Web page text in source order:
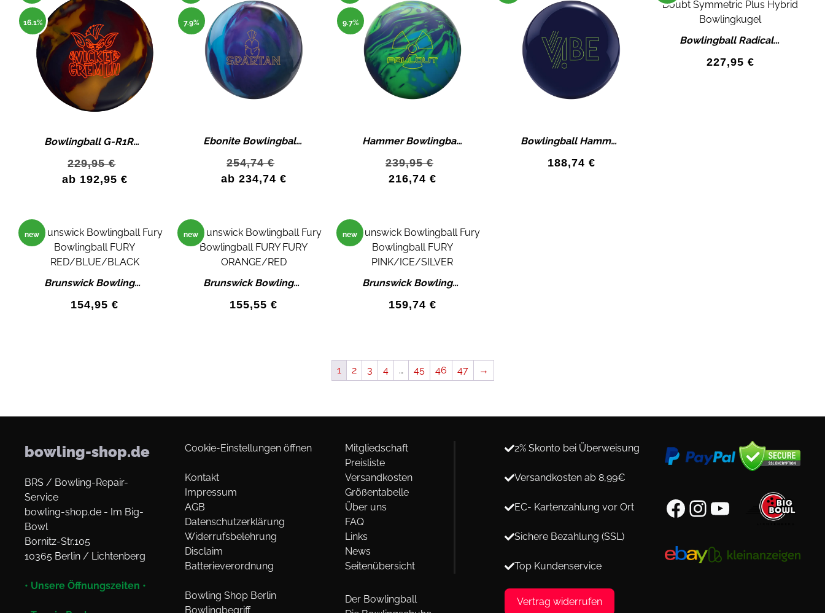
16.1%
Bowlingball G-R1Roto Grip Wicked Gremlin Bowlingkugel Rondure MaxD Core
229,95€
ab 192,95 €
7.9%
Ebonite Bowlingball SPARTAN PEARL Iron Fist V2 HK22C² Pearl Bowlingkugel
254,74€
ab 234,74 €
9.7%
Hammer Bowlingball FALLOUT Aftermath HK22C² SOLID Bowlingkugel
239,95€
216,74 €
Bowlingball Hammer DEEP OCEAN VIBE HK22-CT Reactive Bowlingkugel
188,74 €
Bowlingball Radical No Doubt Symmetric Plus Hybrid Bowlingkugel
227,95 €
new
Brunswick Bowlingball Fury Bowlingball FURY RED/BLUE/BLACK
154,95€
new
Brunswick Bowlingball Fury Bowlingball FURY FURY ORANGE/RED
155,55€
new
Brunswick Bowlingball Fury Bowlingball FURY PINK/ICE/SILVER
159,74 €
1 2 3 4 … 45 46 47 →
bowling-shop.de
BRS / Bowling-Repair-
Service
bowling-shop.de - Im Big-
Bowl
Bornitz-Str.105
10365 Berlin / Lichtenberg
• Unsere Öffnungszeiten •
Cookie-Einstellungen öffnen
Kontakt
Impressum
AGB
Datenschutzerklärung
Widerrufsbelehrung
Disclaim
Batterieverordnung
Bowling Shop Berlin
Bowlingbegriff
Mitgliedschaft
Preisliste
Versandkosten
Größentabelle
Über uns
FAQ
Links
News
Seitenübersicht
Der Bowlingball
2% Skonto bei Überweisung
Versandkosten ab 8,99€
EC- Kartenzahlung vor Ort
Sichere Bezahlung (SSL)
Top Kundenservice
Vertrag widerrufen
Facebook
Instagram
YouTube